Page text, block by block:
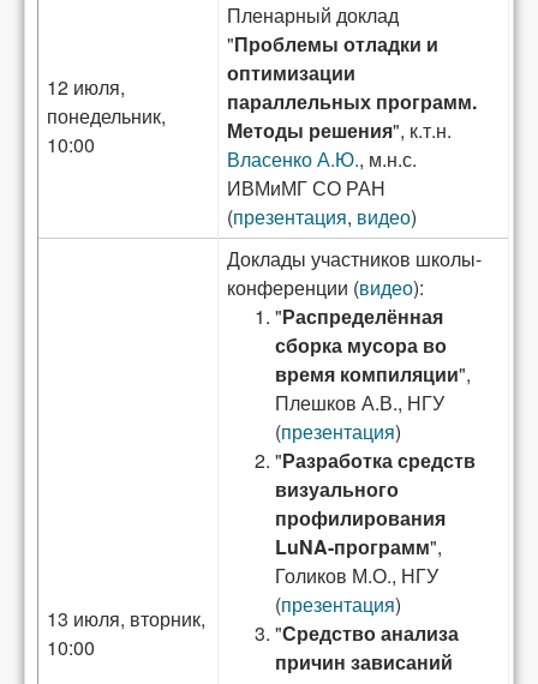
12 июля,
понедельник,
10:00
Пленарный доклад
"Проблемы отладки и
оптимизации
параллельных программ.
Методы решения", к.т.н.
Власенко А.Ю., м.н.с.
ИВМиМГ СО РАН
(презентация, видео)
13 июля, вторник,
10:00
Доклады участников школы-
конференции (видео):
"Распределённая
сборка мусора во
время компиляции",
Плешков А.В., НГУ
(презентация)
"Разработка средств
визуального
профилирования
LuNA-программ",
Голиков М.О., НГУ
(презентация)
"Средство анализа
причин зависаний